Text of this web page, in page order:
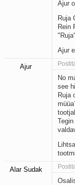
Ajur
Ruja
Rein
Ajur
Ajur
No
see
Ruja
Alar Sudak